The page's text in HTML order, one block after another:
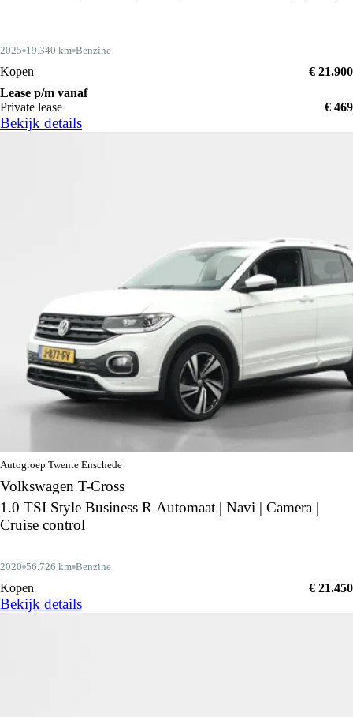
2025 19.340 km Benzine
Kopen
€ 21.900
Lease p/m vanaf
Private lease
€ 469
Bekijk details
Autogroep Twente Enschede
Volkswagen T-Cross
1.0 TSI Style Business R Automaat | Navi | Camera |
Cruise control
2020 56.726 km Benzine
Kopen € 21.450
Bekijk details